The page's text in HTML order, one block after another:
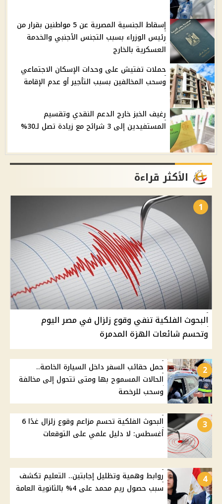
إسقاط الجنسية المصرية عن 5 مواطنين بقرار من
رئيس الوزراء بسبب التجنس الأجنبي والخدمة
العسكرية بالخارج
حملات تفتيش على وحدات الإسكان الاجتماعي
وسحب المخالفين بسبب التأجير أو عدم الإقامة
رغيف الخبز خارج الدعم النقدي وتقسيم
المستفيدين إلى 3 شرائح مع زيادة تصل لـ30%
الأكثر قراءة
1
البحوث الفلكية تنفي وقوع زلزال في مصر اليوم
وتحسم شائعات الهزة المدمرة
2
حمل حقائب السفر داخل السيارة الخاصة..
الحالات المسموح بها ومتى تتحول إلى مخالفة
وسحب للرخصة
3
البحوث الفلكية تحسم مزاعم وقوع زلزال غدًا 6
أغسطس: لا دليل علمي على التوقعات
4
روابط وهمية وتظليل إجابتين.. التعليم تكشف
سبب حصول ريم محمد على 4% بالثانوية العامة